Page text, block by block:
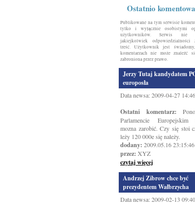
Ostatnio
Publikowane na tym serwisie
tylko i wyłącznie osobistymi
użytkowników. Serwis nie
jakiejkolwiek odpowiedzialności
treść. Użytkownik jest
komentarzach nie może znaleźć
zabroniona przez prawo.
Jerzy Tutaj kandydatem
europosła
Data newsa: 2009-04-27 14:46
Ostatni komentarz:
Parlamencie Europejskim
mozna zarobić. Czy się stoi
leży 120 000e się należy.
dodany: 2009.05.16 23:15:46
przez: XYZ
czytaj więcej
Andrzej Zibrow chce być
prezydentem Wałbrzycha
Data newsa: 2009-02-13 09:40